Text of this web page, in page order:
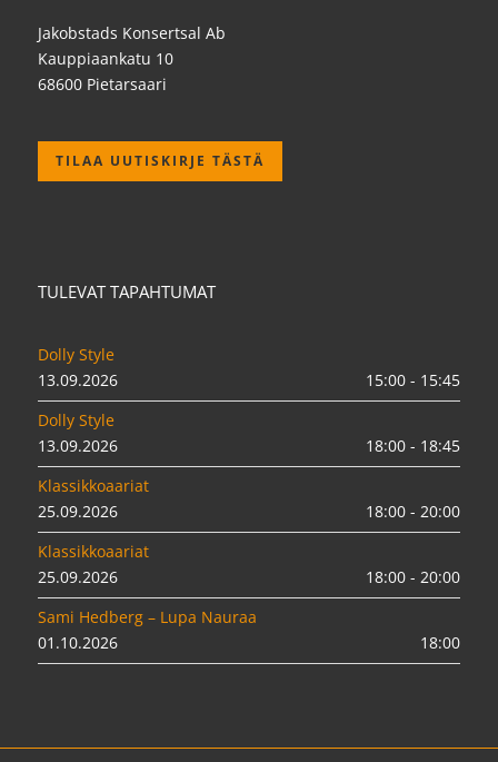
Jakobstads Konsertsal Ab
Kauppiaankatu 10
68600 Pietarsaari
TILAA UUTISKIRJE TÄSTÄ
TULEVAT TAPAHTUMAT
Dolly Style
13.09.2026
15:00 - 15:45
Dolly Style
13.09.2026
18:00 - 18:45
Klassikkoaariat
25.09.2026
18:00 - 20:00
Klassikkoaariat
25.09.2026
18:00 - 20:00
Sami Hedberg – Lupa Nauraa
01.10.2026
18:00